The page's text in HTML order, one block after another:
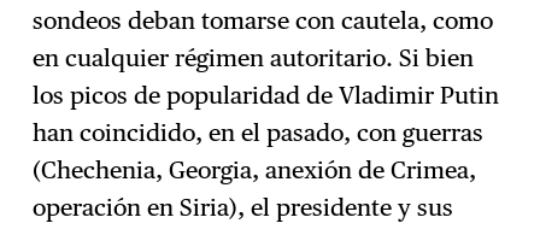
sondeos deban tomarse con cautela, como
en cualquier régimen autoritario. Si bien
los picos de popularidad de Vladimir Putin
han coincidido, en el pasado, con guerras
(Chechenia, Georgia, anexión de Crimea,
operación en Siria), el presidente y sus